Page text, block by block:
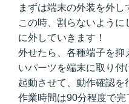
まずは端末の外装を外し
この時、割らないよう
に外していきます！
外せたら、各種端子を抑
いパーツを端末に取り付
起動させて、動作確認を
作業時間は90分程度で完